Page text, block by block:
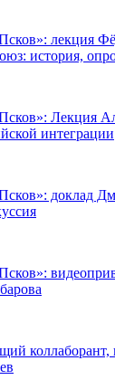
лекция
история,
Лекция
интеграции
доклад